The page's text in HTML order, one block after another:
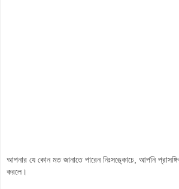
আপনার যে কোন মত জানাতে পারেন নিঃসঙ্কোচে, আপনি
করলে।